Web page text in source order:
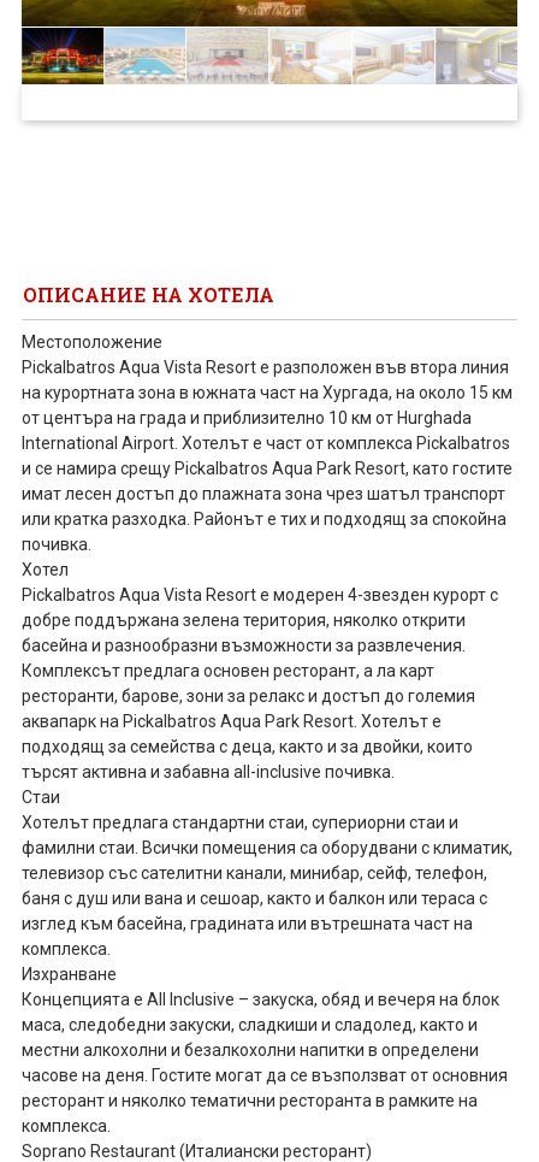
ПРОЕКТ
ОПИСАНИЕ НА ХОТЕЛА
Местоположение
Pickalbatros Aqua Vista Resort е разположен във втора линия
на курортната зона в южната част на Хургада, на около 15 км
от центъра на града и приблизително 10 км от Hurghada
International Airport. Хотелът е част от комплекса Pickalbatros
и се намира срещу Pickalbatros Aqua Park Resort, като гостите
имат лесен достъп до плажната зона чрез шатъл транспорт
или кратка разходка. Районът е тих и подходящ за спокойна
почивка.
Хотел
Pickalbatros Aqua Vista Resort е модерен 4-звезден курорт с
добре поддържана зелена територия, няколко открити
басейна и разнообразни възможности за развлечения.
Комплексът предлага основен ресторант, а ла карт
ресторанти, барове, зони за релакс и достъп до големия
аквапарк на Pickalbatros Aqua Park Resort. Хотелът е
подходящ за семейства с деца, както и за двойки, които
търсят активна и забавна all-inclusive почивка.
Стаи
Хотелът предлага стандартни стаи, супериорни стаи и
фамилни стаи. Всички помещения са оборудвани с климатик,
телевизор със сателитни канали, минибар, сейф, телефон,
баня с душ или вана и сешоар, както и балкон или тераса с
изглед към басейна, градината или вътрешната част на
комплекса.
Изхранване
Концепцията е All Inclusive – закуска, обяд и вечеря на блок
маса, следобедни закуски, сладкиши и сладолед, както и
местни алкохолни и безалкохолни напитки в определени
часове на деня. Гостите могат да се възползват от основния
ресторант и няколко тематични ресторанта в рамките на
комплекса.
Soprano Restaurant (Италиански ресторант)